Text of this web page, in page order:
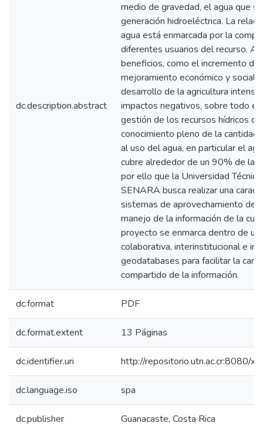
dc.description.abstract
medio de gravedad, el agua que
generación hidroeléctrica. La
agua está enmarcada por la
diferentes usuarios del recurso.
beneficios, como el incremento de
mejoramiento económico y social
desarrollo de la agricultura
impactos negativos, sobre todo
gestión de los recursos hídricos
conocimiento pleno de la
al uso del agua, en particular el
cubre alrededor de un 90% de la
por ello que la Universidad
SENARA busca realizar una
sistemas de aprovechamiento del
manejo de la información de la
proyecto se enmarca dentro de
colaborativa, interinstitucional e
geodatabases para facilitar la
compartido de la información.
dc.format PDF
dc.format.extent 13 Páginas
dc.identifier.uri http://repositorio.utn.ac.cr:8080/
dc.language.iso spa
dc.publisher Guanacaste, Costa Rica